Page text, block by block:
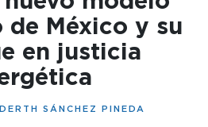
de México y su
en justicia
SÁNCHEZ PINEDA